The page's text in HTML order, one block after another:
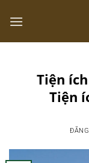
qua
Tiện
Tiện